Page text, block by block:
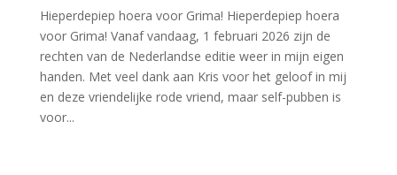
Hieperdepiep hoera voor Grima! Hieperdepiep hoera
voor Grima! Vanaf vandaag, 1 februari 2026 zijn de
rechten van de Nederlandse editie weer in mijn eigen
handen. Met veel dank aan Kris voor het geloof in mij
en deze vriendelijke rode vriend, maar self-pubben is
voor...